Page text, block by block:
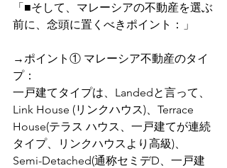
「■そして、マレーシアの不動産を選ぶ
前に、念頭に置くべきポイント：」
→ポイント① マレーシア不動産のタイ
プ：
一戸建てタイプは、Landedと言って、
Link House (リンクハウス)、Terrace
House(テラス ハウス、一戸建てが連続
タイプ、リンクハウスより高級)、
Semi-Detached(通称セミデD、一戸建